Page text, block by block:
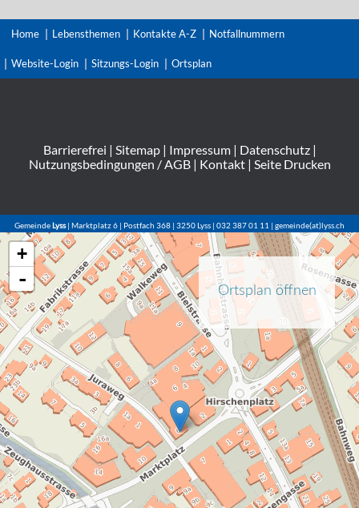
Home Lebensthemen Kontakte A-Z Notfallnummern
Website-Login Sitzungs-Login Ortsplan
Barrierefrei | Sitemap| Impressum| Datenschutz|
Nutzungsbedingungen / AGB| Kontakt| Seite Drucken
GemeindeLyss| Marktplatz 6 | Postfach 368 | 3250 Lyss | 032 387 01 11 | gemeinde(at)lyss.ch